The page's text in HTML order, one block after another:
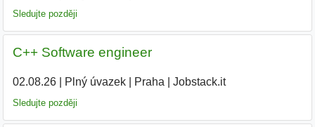
Sledujte později
C++ Software engineer
02.08.26| Plný úvazek| Praha Jobstack.it|
Sledujte později